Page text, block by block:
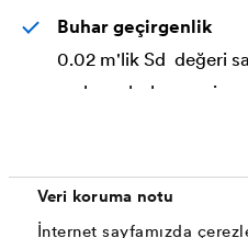
Veri koruma notu
İnternet sayfamızda
Buhar geçirgenlik
0.02 m'lik Sd değeri
mekana buhar